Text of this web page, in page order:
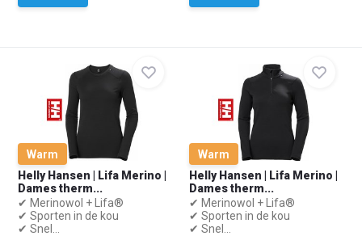
Warm
Helly Hansen | Lifa Merino |
Dames therm...
✔ Merinowol + Lifa®
✔ Sporten in de kou
✔ Snel...
Warm
Helly Hansen | Lifa Merino |
Dames therm...
✔ Merinowol + Lifa®
✔ Sporten in de kou
✔ Snel...